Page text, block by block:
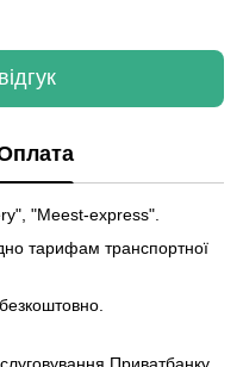
"Meest-express".
тарифам транспортної
Приватбанку.